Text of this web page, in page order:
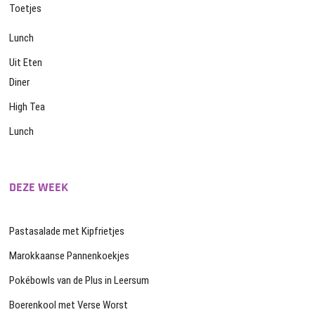
Toetjes
Lunch
Uit Eten
Diner
High Tea
Lunch
DEZE WEEK
Pastasalade met Kipfrietjes
Marokkaanse Pannenkoekjes
Pokébowls van de Plus in Leersum
Boerenkool met Verse Worst